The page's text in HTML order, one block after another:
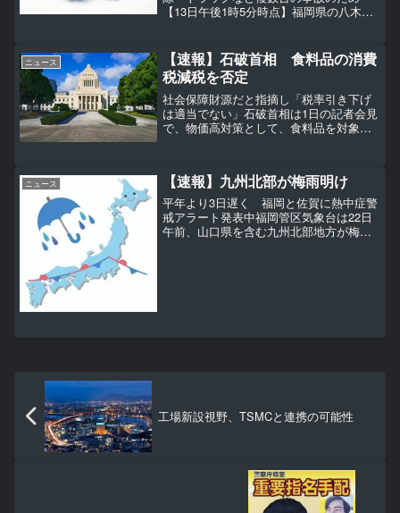
【13日午後1時5分時点】福岡県の八木山
行止めとなっていましたが、午後0時10分
に解除さ...
ニュース
【速報】石破首相 食料品の消費
税減税を否定
社会保障財源だと指摘し「税率引き下げ
は適当でない」石破首相は1日の記者会見
で、物価高対策として、食料品を対象と
石破首相は会見で「消費...
ニュース 【速報】九州北部が梅雨明け
平年より3日遅く 福岡と佐賀に熱中症警
戒アラート発表中福岡管区気象台は22日
午前、山口県を含む九州北部地方が梅雨
工場新設視野、TSMCと連携の可能性